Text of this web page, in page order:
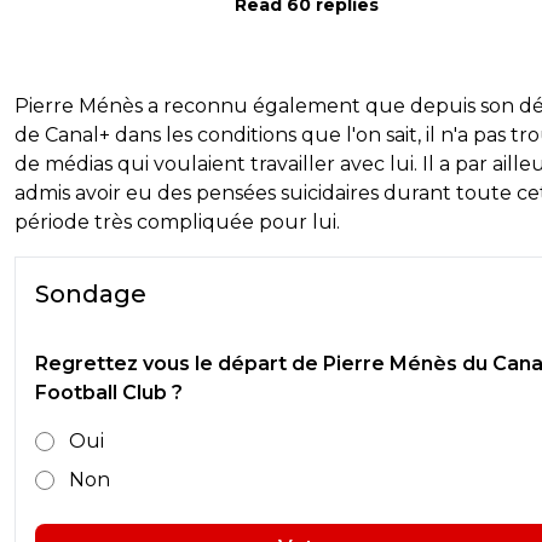
Read 60 replies
Pierre Ménès a reconnu également que depuis son
de Canal+ dans les conditions que l'on sait, il n'a pas
de médias qui voulaient travailler avec lui. Il a par
admis avoir eu des pensées suicidaires durant toute
période très compliquée pour lui.
Sondage
Regrettez vous le départ de Pierre Ménès du
Football Club ?
Oui
Non